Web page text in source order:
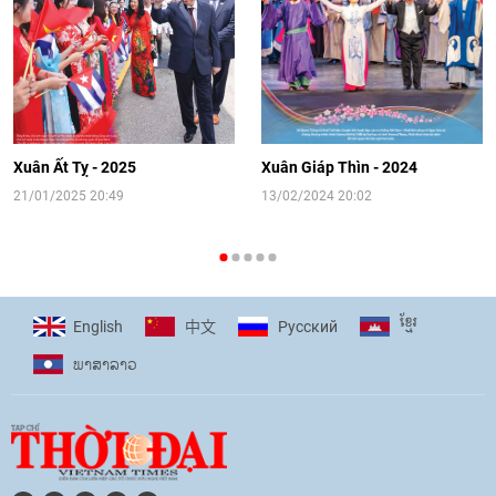
14:41|12/06/2026
[Video] Đối ngoại nhân dân Thủ đô
hướng tới kết nối hiệu quả nguồn lực
người Việt Nam ở nước ngoài
16:58|10/06/2026
cùng thanh thiếu nhi tiên phong ứng
phó với biến đổi khí hậu
17:07|09/06/2026
[Video] Lào dành ưu tiên hàng đầu cho
quan hệ với Việt Nam
Xuân Ất Tỵ - 2025
21/01/2025 20:49
Xuân Giáp Thìn - 2024
13/02/2024 20:02
English 中文 Pусский ខ្មែរ
ພາ​ສາ​ລາວ